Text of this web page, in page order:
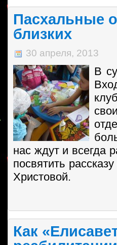
Пасхальные
близких
30 апреля, 2013
В
нас ждут и всегда
посвятить
Христовой.
Как